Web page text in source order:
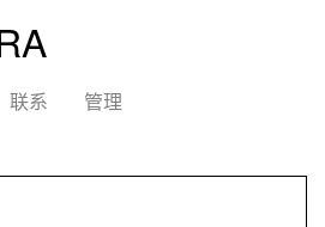
联系 管理